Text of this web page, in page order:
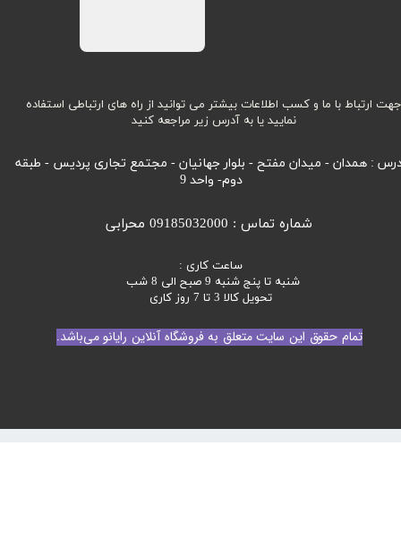
تمام حقوق این سایت متعلق به فروشگاه آنلاین رایانو می‌باشد.
جهت ارتباط با ما و کسب اطلاعات بیشتر می توانید از راه های ارتباطی استفاده
نمایید یا به آدرس زیر مراجعه کنید
: همدان - میدان مفتح - بلوار جهانیان - مجتمع تجاری پردیس - طبقه
دوم- واحد 9
ساعت کاری :
شنبه تا پنج شنبه 9 صبح الی 8 شب
تحویل کالا 3 تا 7 روز کاری
شماره تماس : 09185032000 محرابی